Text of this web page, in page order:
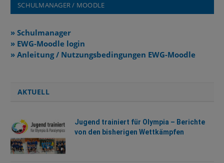
SCHULMANAGER / MOODLE
» Schulmanager
» EWG-Moodle login
» Anleitung / Nutzungsbedingungen EWG-Moodle
AKTUELL
Jugend trainiert für Olympia – Berichte
von den bisherigen Wettkämpfen